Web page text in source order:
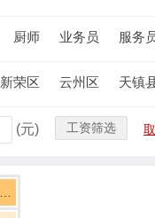
厨师 业务员 服务
新荣区 云州区 天镇
(元) 工资筛选